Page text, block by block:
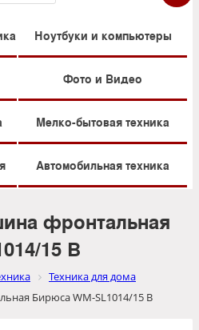
Ноутбуки и компьютеры
Фото и Видео
Мелко-бытовая техника
Автомобильная техника
фронтальная
15 B
Техника для дома
Бирюса WM-SL1014/15 B